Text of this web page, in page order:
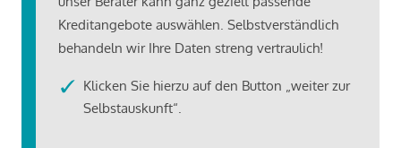
Kreditangebote auswählen. Selbstverständlich
behandeln wir Ihre Daten streng vertraulich!
Klicken Sie hierzu auf den Button „weiter zur
Selbstauskunft“.